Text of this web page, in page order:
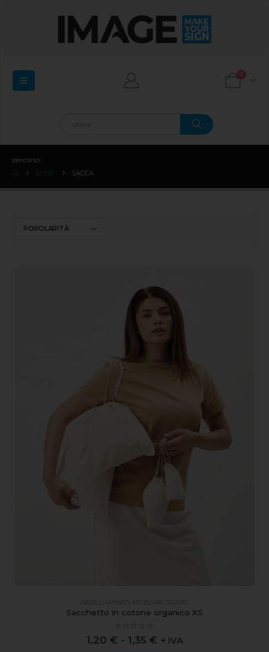
0
percorso:
SHOP
SACCA
ABBIGLIAMENTO ACCESSORI CASUAL
Sacchetto in cotone organico XS
0 out of 5
1,20 € - 1,35 € + IVA